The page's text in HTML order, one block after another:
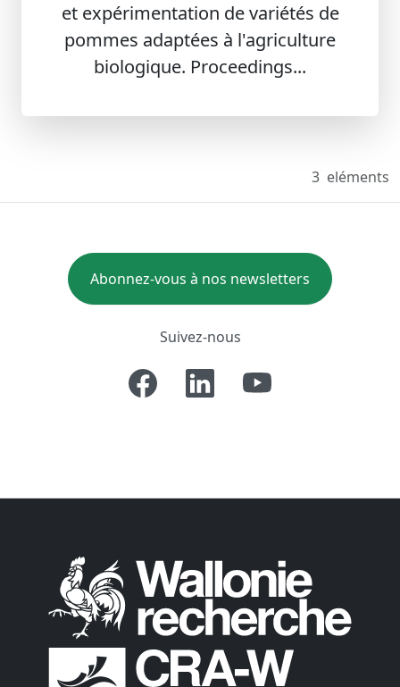
et expérimentation de variétés de
pommes adaptées à l'agriculture
biologique. Proceedings...
3 eléments
Abonnez-vous à nos newsletters
Suivez-nous